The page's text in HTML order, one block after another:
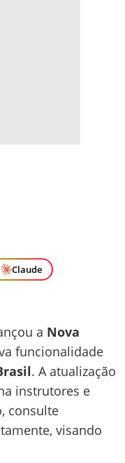
Claude
a Nova
funcionalidade
. A atualização
instrutores e
consulte
visando